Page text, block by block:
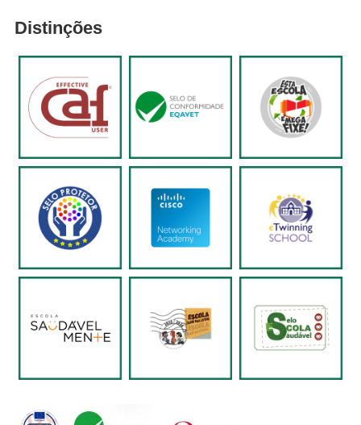
Distinções